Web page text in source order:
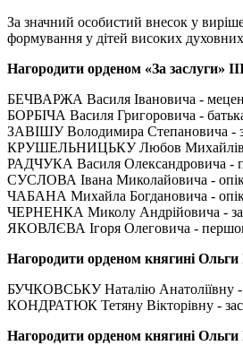
За значний особистий внесок у
формування у дітей високих
Нагородити орденом «За заслуги»
БЕЧВАРЖА Василя Івановича -
БОРБІЧА Василя Григоровича -
ЗАВІШУ Володимира Степановича -
КРУШЕЛЬНИЦЬКУ Любов Михайлівну -
РАДЧУКА Василя Олександровича -
СУСЛОВА Івана Миколайовича -
ЧАБАНА Михайла Богдановича -
ЧЕРНЕНКА Миколу Андрійовича -
ЯКОВЛЄВА Ігоря Олеговича - першого
Нагородити орденом княгині Ольги
БУЧКОВСЬКУ Наталію Анатоліївну -
КОНДРАТЮК Тетяну Вікторівну -
Нагородити орденом княгині Ольги